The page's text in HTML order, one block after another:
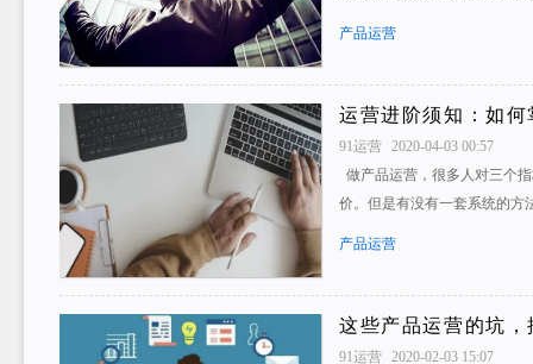
产品运营
运营进阶须知：如
91运营
2020-04-03 00:57
做产品运营，很多人对三个
价。但是有没有一套系统的
产品运营
这些产品运营的坑
91运营 2020-02-03 15:07